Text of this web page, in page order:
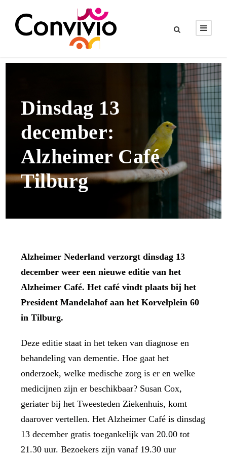
Dinsdag 13
december:
Alzheimer Café
Tilburg
Alzheimer Nederland verzorgt dinsdag 13
december weer een nieuwe editie van het
Alzheimer Café. Het café vindt plaats bij het
President Mandelahof aan het Korvelplein 60
in Tilburg.
Deze editie staat in het teken van diagnose en
behandeling van dementie. Hoe gaat het
onderzoek, welke medische zorg is er en welke
medicijnen zijn er beschikbaar? Susan Cox,
geriater bij het Tweesteden Ziekenhuis, komt
daarover vertellen. Het Alzheimer Café is dinsdag
13 december gratis toegankelijk van 20.00 tot
21.30 uur. Bezoekers zijn vanaf 19.30 uur